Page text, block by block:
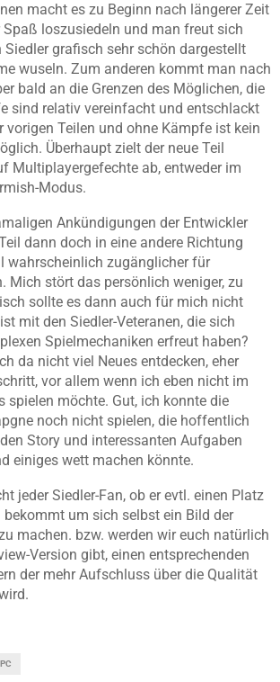
macht es zu Beginn nach längerer Zeit
Spaß loszusiedeln und man freut sich
grafisch sehr schön dargestellt
wuseln. Zum anderen kommt man nach
bald an die Grenzen des Möglichen, die
sind relativ vereinfacht und entschlackt
vorigen Teilen und ohne Kämpfe ist kein
Überhaupt zielt der neue Teil
Multiplayergefechte ab, entweder im
Modus.
Ankündigungen der Entwickler
dann doch in eine andere Richtung
wahrscheinlich zugänglicher für
Mich stört das persönlich weniger, zu
sollte es dann auch für mich nicht
mit den Siedler-Veteranen, die sich
Spielmechaniken erfreut haben?
da nicht viel Neues entdecken, eher
vor allem wenn ich eben nicht im
spielen möchte. Gut, ich konnte die
noch nicht spielen, die hoffentlich
Story und interessanten Aufgaben
einiges wett machen könnte.
jeder Siedler-Fan, ob er evtl. einen Platz
bekommt um sich selbst ein Bild der
machen. bzw. werden wir euch natürlich
Version gibt, einen entsprechenden
der mehr Aufschluss über die Qualität
PC